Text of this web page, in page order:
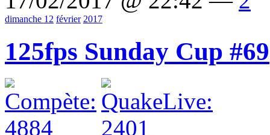
dimanche 12 février 2017
125fps Sunday Cup #69